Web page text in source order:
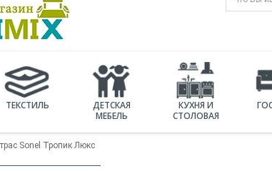
ТЕКСТИЛЬ
ДЕТСКАЯ
МЕБЕЛЬ
КУХНЯ И
СТОЛОВАЯ
Sonel Тропик Люкс